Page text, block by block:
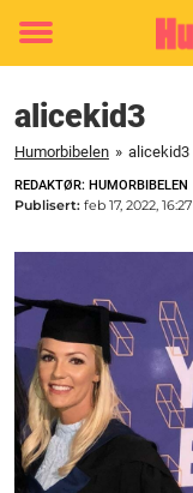
Toggle
alicekid3
Humorbibelen » alicekid3
REDAKTØR: HUMORBIBELEN
Publisert: feb 17, 2022, 16:27